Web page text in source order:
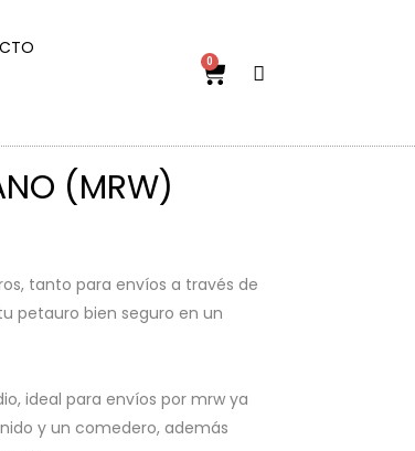
0
(MRW)
tanto para envíos a través de
petauro bien seguro en un
ideal para envíos por mrw ya
y un comedero, además